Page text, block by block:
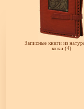
Записные книги из
кожи (4)